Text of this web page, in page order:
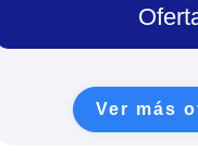
Ver más